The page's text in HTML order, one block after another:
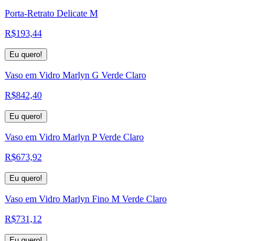
Porta-Retrato Delicate M
R$193,44
Eu quero!
Vaso em Vidro Marlyn G Verde Claro
R$842,40
Eu quero!
Vaso em Vidro Marlyn P Verde Claro
R$673,92
Eu quero!
Vaso em Vidro Marlyn Fino M Verde Claro
R$731,12